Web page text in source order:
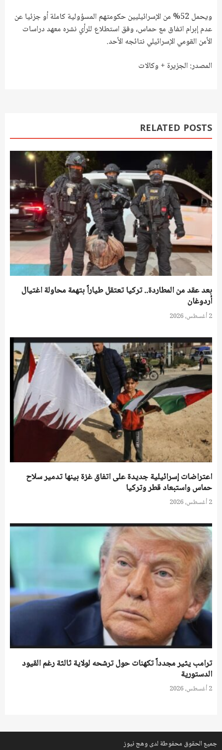
ويحمل 52% من الإسرائيليين حكومتهم المسؤولية كاملة أو جزئيا عن
عدم إبرام اتفاق مع حماس، وفق استطلاع للرأي نشره معهد دراسات
الأمن القومي الإسرائيلي نتائجه الأحد.
المصدر: الجزيرة + وكالات
RELATED POSTS
بعد عقد من المطاردة.. تركيا تعتقل طياراً بتهمة محاولة اغتيال
أردوغان
2 أغسطس، 2026
اعتراضات إسرائيلية جديدة على اتفاق غزة بينها تدمير سلاح
حماس واستبعاد قطر وتركيا
2 أغسطس، 2026
ترامب يثير مجدداً تكهنات حول ترشحه لولاية ثالثة رغم القيود
الدستورية
2 أغسطس، 2026
جميع الحقوق محفوطة لدى وهج نيوز